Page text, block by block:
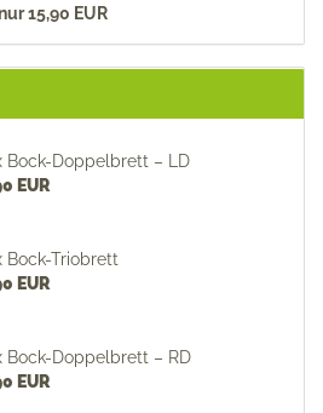
15,90 EUR
Bock-Doppelbrett – LD
EUR
Bock-Triobrett
EUR
Bock-Doppelbrett – RD
EUR